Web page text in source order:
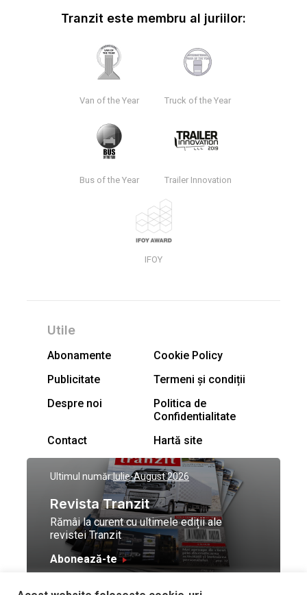
Tranzit este membru al juriilor:
Van of the Year Truck of the Year
Bus of the Year Trailer Innovation
IFOY
Utile
Abonamente
Cookie Policy
Publicitate
Termeni și condiții
Despre noi
Politica de
Confidentialitate
Contact
Hartă site
Ultimul număr:Iulie-August 2026
Revista Tranzit
Rămâi la curent cu ultimele ediții ale
revistei Tranzit
Abonează-te